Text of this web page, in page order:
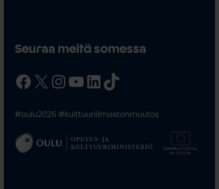
Seuraa meitä somessa
Facebook X InstagramYouTube LinkedIn TikTok
#oulu2026 #kulttuuriilmastonmuutos